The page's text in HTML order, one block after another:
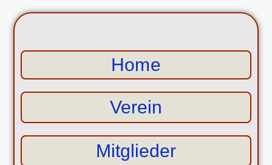
Home
Verein
Mitglieder